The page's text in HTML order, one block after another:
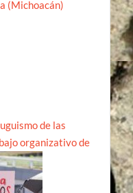
(Michoacán)
de las
organizativo de